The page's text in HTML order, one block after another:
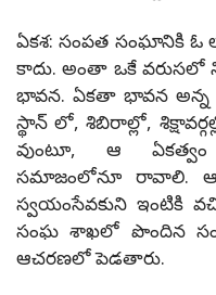
ఏకశ: సంపత సంఘానికి ఓ
కాదు. అంతా ఒకే
భావన. ఏకతా భావన అన్న
స్థాన్ లో, శిబిరాల్లో,
వుంటూ, ఆ ఏకత్వం
సమాజంలోనూ రావాలి.
స్వయంసేవకుని ఇంటికి
సంఘ శాఖలో పొందిన
ఆచరణలో పెడతారు.